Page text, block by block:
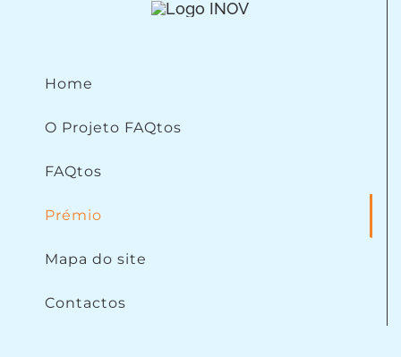
Home
O Projeto FAQtos
FAQtos
Prémio
Mapa do site
Contactos